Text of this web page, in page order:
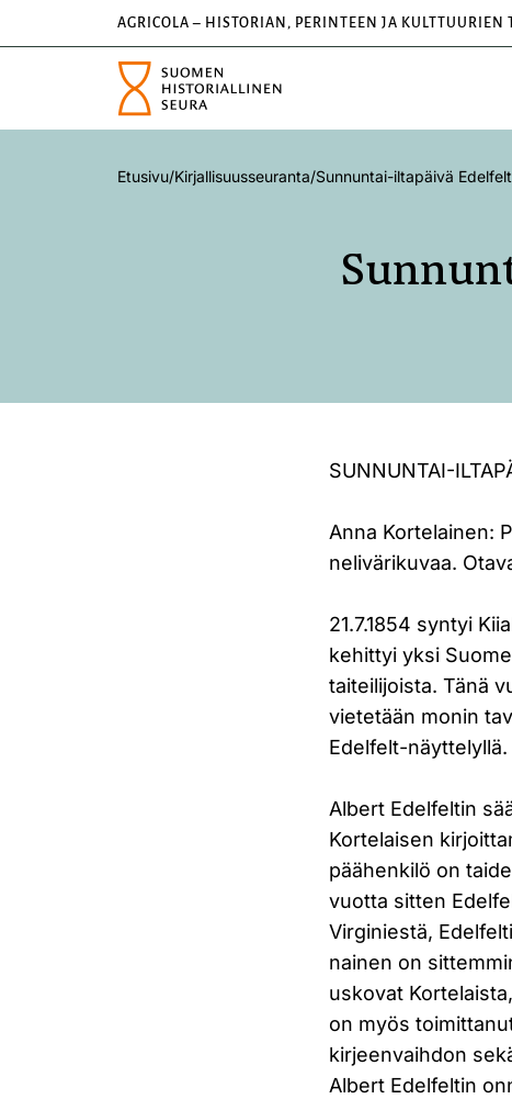
AGRICOLA – HISTORIAN, PERINTEEN JA KULTTUURIEN
Etusivu/Kirjallisuusseuranta/Sunnuntai-iltapäivä
SUNNUNTAI-
Anna Kortelainen:
nelivärikuvaa.
21.7.1854 syntyi
kehittyi yksi
taiteilijoista. Tänä
vietetään monin
Edelfelt-näyttelyllä.
Albert Edelfeltin
Kortelaisen
päähenkilö on
vuotta sitten
Virginiestä,
nainen on
uskovat
on myös
kirjeenvaihdon
Albert Edelfeltin